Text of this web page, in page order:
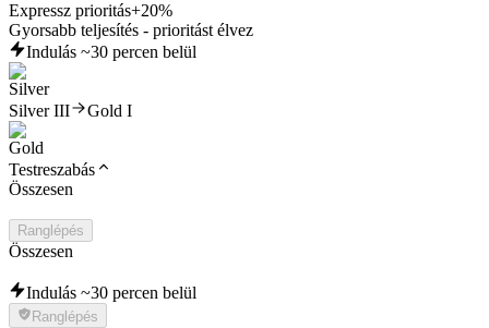
Expressz prioritás+20%
Gyorsabb teljesítés - prioritást élvez
Indulás ~30 percen belül
Silver III Gold I
Testreszabás
Összesen
Ranglépés
Összesen
Indulás ~30 percen belül
Ranglépés